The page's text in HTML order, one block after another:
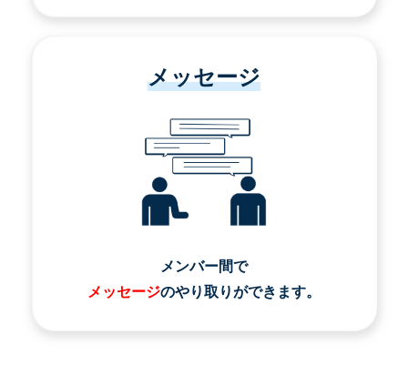
メッセージ
メンバー間で
メッセージのやり取りができます。